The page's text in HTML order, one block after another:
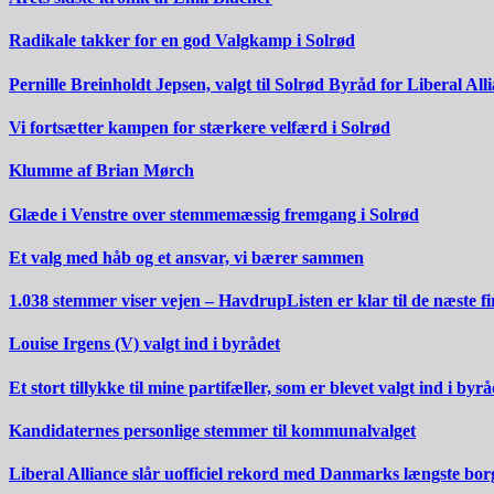
Radikale takker for en god Valgkamp i Solrød
Pernille Breinholdt Jepsen, valgt til Solrød Byråd for Liberal
Vi fortsætter kampen for stærkere velfærd i Solrød
Klumme af Brian Mørch
Glæde i Venstre over stemmemæssig fremgang i Solrød
Et valg med håb og et ansvar, vi bærer sammen
1.038 stemmer viser vejen – HavdrupListen er klar til de næste
Louise Irgens (V) valgt ind i byrådet
Et stort tillykke til mine partifæller, som er blevet valgt ind i
Kandidaternes personlige stemmer til kommunalvalget
Liberal Alliance slår uofficiel rekord med Danmarks længste